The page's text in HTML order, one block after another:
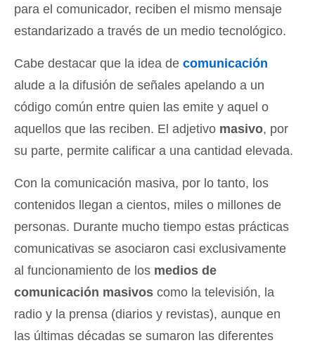
para el comunicador, reciben el mismo mensaje
estandarizado a través de un medio tecnológico.
Cabe destacar que la idea de comunicación
alude a la difusión de señales apelando a un
código común entre quien las emite y aquel o
aquellos que las reciben. El adjetivo masivo, por
su parte, permite calificar a una cantidad elevada.
Con la comunicación masiva, por lo tanto, los
contenidos llegan a cientos, miles o millones de
personas. Durante mucho tiempo estas prácticas
comunicativas se asociaron casi exclusivamente
al funcionamiento de los medios de
comunicación masivos como la televisión, la
radio y la prensa (diarios y revistas), aunque en
las últimas décadas se sumaron las diferentes